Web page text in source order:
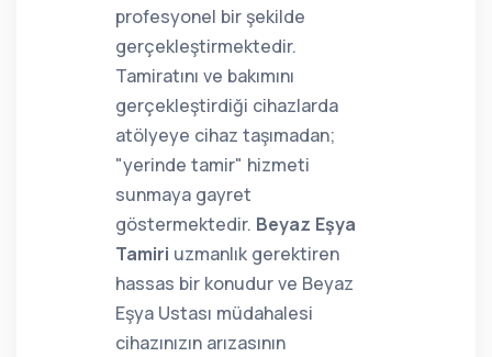
profesyonel bir şekilde
gerçekleştirmektedir.
Tamiratını ve bakımını
gerçekleştirdiği cihazlarda
atölyeye cihaz taşımadan;
"yerinde tamir" hizmeti
sunmaya gayret
göstermektedir. Beyaz Eşya
Tamiri uzmanlık gerektiren
hassas bir konudur ve Beyaz
Eşya Ustası müdahalesi
cihazınızın arızasının